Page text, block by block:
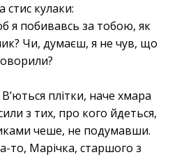
стис кулаки:
я побивавсь за тобою, як
Чи, думаєш, я не чув, що
плітки, наче хмара
з тих, про кого йдеться,
чеше, не подумавши.
то, Марічка, старшого з